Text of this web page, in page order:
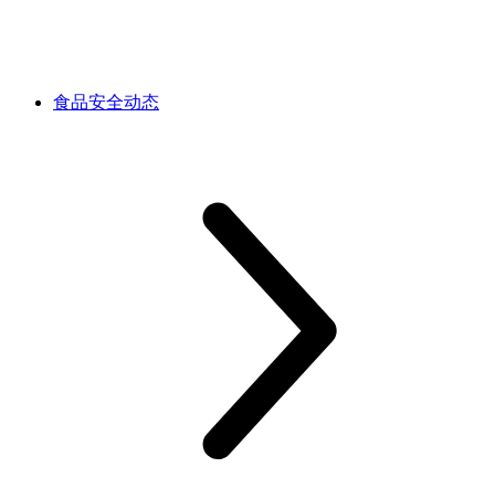
食品安全动态